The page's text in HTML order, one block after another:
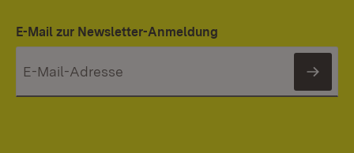
E-Mail zur Newsletter-Anmeldung